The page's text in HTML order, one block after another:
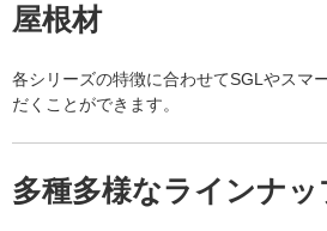
屋根材
各シリーズの特徴に合わせてSGLやスマ
だくことができます。
多種多様なラインナ